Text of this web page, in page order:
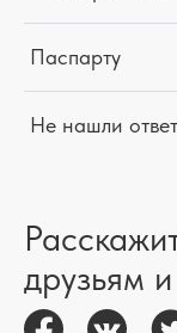
Паспарту
Не нашли
друзьям